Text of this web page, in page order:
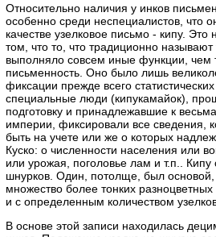
Относительно наличия у инков
особенно среди неспециалистов, что
качестве узелковое письмо - кипу.
том, что то, что традиционно
выполняло совсем иные функции, чем
письменность. Оно было лишь
фиксации прежде всего
специальные люди (кипукамайок),
подготовку и принадлежавшие к
империи, фиксировали все сведения,
быть на учете или же о которых
Куско: о численности населения или
или урожая, поголовье лам и т.п.. Кипу
шнурков. Один, потолще, был основой,
множество более тонких
и с определенным количеством
В основе этой записи находилась